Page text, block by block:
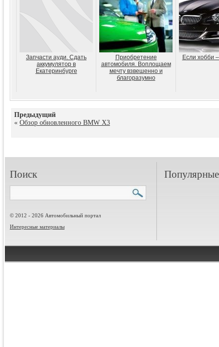
Запчасти ауди. Сдать
аккумулятор в
Екатеринбурге
Приобретение
автомобиля. Воплощаем
мечту взвешенно и
благоразумно
Если хобби
Предыдущий
« Обзор обновленного BMW X3
Поиск
© 2012 - 2026 Автомобильный портал
Интересные материалы
Популярные